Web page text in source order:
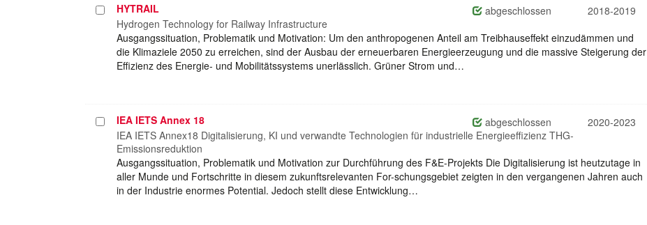
Projekt
auswählen
HYTRAIL abgeschlossen
2018-2019
Hydrogen Technology for Railway Infrastructure
Ausgangssituation, Problematik und Motivation: Um den anthropogenen Anteil am Treibhauseffekt einzudämmen und
die Klimaziele 2050 zu erreichen, sind der Ausbau der erneuerbaren Energieerzeugung und die massive Steigerung der
Effizienz des Energie- und Mobilitätssystems unerlässlich. Grüner Strom und…
Projekt
auswählen
IEA IETS Annex 18 abgeschlossen
2020-2023
IEA IETS Annex18 Digitalisierung, KI und verwandte Technologien für industrielle Energieeffizienz THG-
Emissionsreduktion
Ausgangssituation, Problematik und Motivation zur Durchführung des F&E-Projekts Die Digitalisierung ist heutzutage in
aller Munde und Fortschritte in diesem zukunftsrelevanten For-schungsgebiet zeigten in den vergangenen Jahren auch
in der Industrie enormes Potential. Jedoch stellt diese Entwicklung…